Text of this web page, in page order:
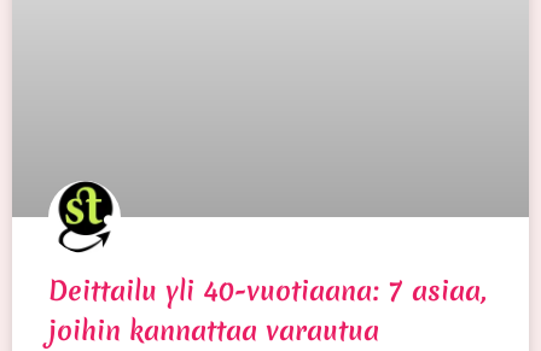
Deittailu yli 40-vuotiaana: 7 asiaa,
joihin kannattaa varautua